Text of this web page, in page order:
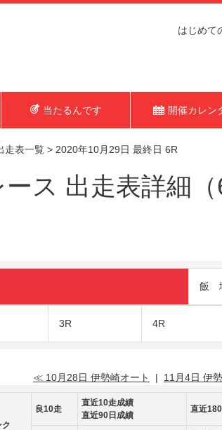
はじめて
当たるんです 開催カレン
走表一覧 > 2020年10月29日 最終日 6R
ス 出走表詳細
飯
3R 4R
≪ 10月28日 伊勢崎オート | 11月4日 伊
ク
良10走
直近10走成績
直近90日成績
直近